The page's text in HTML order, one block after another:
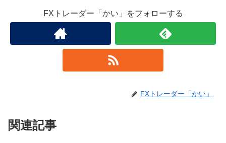
FXトレーダー「かい」をフォローする
FXトレーダー「かい」
関連記事